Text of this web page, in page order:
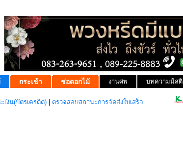
กระเช้า ช่อดอกไม้ งานศพ บทความมีสติ
เงิน(บัตรเครดิต) ตรวจสอบสถานะการจัดส่งใบเสร็จ